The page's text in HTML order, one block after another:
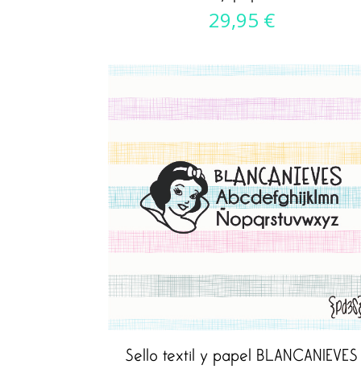
29,95 €
Sello textil y papel BLANCANIEVES